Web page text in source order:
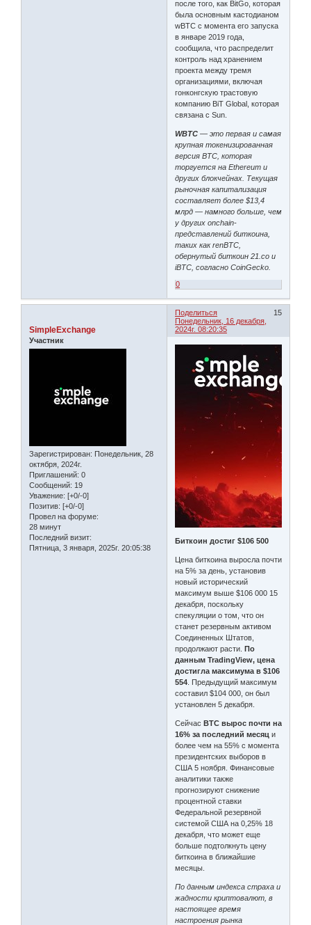
после того, как BitGo, которая
была основным кастодианом
wBTC с момента его запуска
в январе 2019 года,
сообщила, что распределит
контроль над хранением
проекта между тремя
организациями, включая
гонконгскую трастовую
компанию BiT Global, которая
связана с Sun.
WBTC — это первая и самая
крупная токенизированная
версия BTC, которая
торгуется на Ethereum и
других блокчейнах. Текущая
рыночная капитализация
составляет более $13,4
млрд — намного больше, чем
у других onchain-
представлений биткоина,
таких как renBTC,
обернутый биткоин 21.co и
iBTC, согласно CoinGecko.
0
Поделиться
15
Понедельник, 16 декабря,
2024г. 08:20:35
SimpleExchange
Участник
Зарегистрирован: Понедельник, 28
октября, 2024г.
Приглашений: 0
Сообщений: 19
Уважение: [+0/-0]
Позитив: [+0/-0]
Провел на форуме:
28 минут
Последний визит:
Пятница, 3 января, 2025г. 20:05:38
Биткоин достиг $106 500
Цена биткоина выросла почти
на 5% за день, установив
новый исторический
максимум выше $106 000 15
декабря, поскольку
спекуляции о том, что он
станет резервным активом
Соединенных Штатов,
продолжают расти.По
данным TradingView, цена
достигла максимума в $106
554 . Предыдущий максимум
составил $104 000, он был
установлен 5 декабря.
СейчасBTC вырос почти на
16% за последний месяц и
более чем на 55% с момента
президентских выборов в
США 5 ноября. Финансовые
аналитики также
прогнозируют снижение
процентной ставки
Федеральной резервной
системой США на 0,25% 18
декабря, что может еще
больше подтолкнуть цену
биткоина в ближайшие
месяцы.
По данным индекса страха и
жадности криптовалют, в
настоящее время
настроения рынка